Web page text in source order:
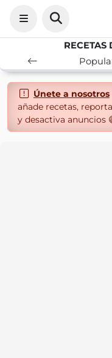
RECETAS
Únete a nosotros
añade recetas,
y desactiva anuncios